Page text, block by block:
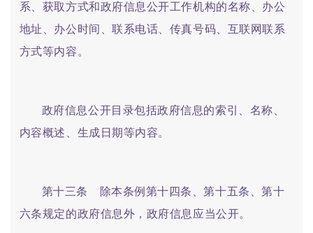
系、获取方式和政府信息公开工作机构的名称、办公
地址、办公时间、联系电话、传真号码、互联网联系
方式等内容。
政府信息公开目录包括政府信息的索引、名称、
内容概述、生成日期等内容。
第十三条 除本条例第十四条、第十五条、第十
六条规定的政府信息外，政府信息应当公开。